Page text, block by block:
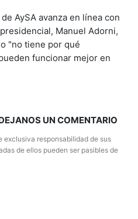
AySA avanza en línea con
Manuel Adorni,
"no tiene por qué
funcionar mejor en
UN COMENTARIO
exclusiva responsabilidad de sus
de ellos pueden ser pasibles de